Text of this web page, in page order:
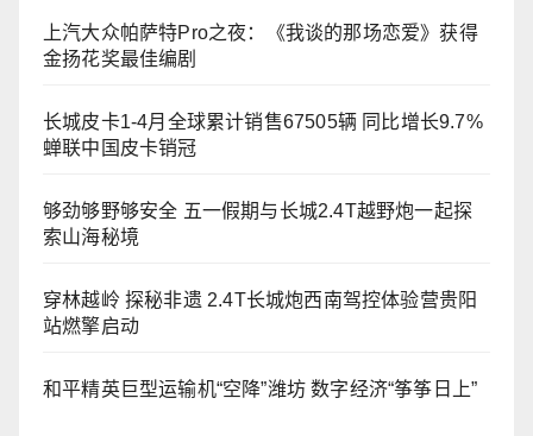
上汽大众帕萨特Pro之夜：《我谈的那场恋爱》获得
金扬花奖最佳编剧
长城皮卡1-4月全球累计销售67505辆 同比增长9.7%
蝉联中国皮卡销冠
够劲够野够安全 五一假期与长城2.4T越野炮一起探
索山海秘境
穿林越岭 探秘非遗 2.4T长城炮西南驾控体验营贵阳
站燃擎启动
和平精英巨型运输机“空降”潍坊 数字经济“筝筝日上”